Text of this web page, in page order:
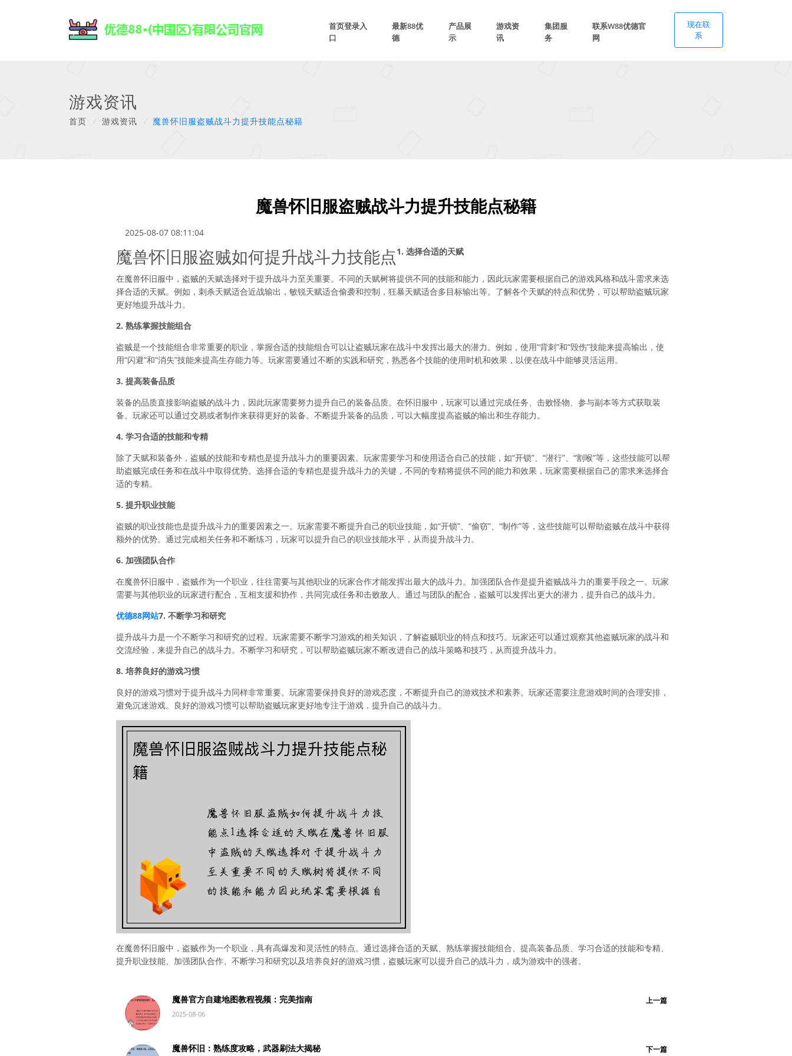
首页登录入
口
最新88优
德
产品展
示
游戏资
讯
集团服
务
联系W88优德官
网
现在联
系
游戏资讯
首页 游戏资讯 魔兽怀旧服盗贼战斗力提升技能点秘籍
魔兽怀旧服盗贼战斗力提升技能点秘籍
2025-08-07 08:11:04
魔兽怀旧服盗贼如何提升战斗力技能点1. 选择合适的天赋
在魔兽怀旧服中，盗贼的天赋选择对于提升战斗力至关重要。不同的天赋树将提供不同的技能和能力，因此玩家需要根据自己的游戏风格和战斗需求来选
择合适的天赋。例如，刺杀天赋适合近战输出，敏锐天赋适合偷袭和控制，狂暴天赋适合多目标输出等。了解各个天赋的特点和优势，可以帮助盗贼玩家
更好地提升战斗力。
2. 熟练掌握技能组合
盗贼是一个技能组合非常重要的职业，掌握合适的技能组合可以让盗贼玩家在战斗中发挥出最大的潜力。例如，使用“背刺”和“毁伤”技能来提高输出，使
用“闪避”和“消失”技能来提高生存能力等。玩家需要通过不断的实践和研究，熟悉各个技能的使用时机和效果，以便在战斗中能够灵活运用。
3. 提高装备品质
装备的品质直接影响盗贼的战斗力，因此玩家需要努力提升自己的装备品质。在怀旧服中，玩家可以通过完成任务、击败怪物、参与副本等方式获取装
备。玩家还可以通过交易或者制作来获得更好的装备。不断提升装备的品质，可以大幅度提高盗贼的输出和生存能力。
4. 学习合适的技能和专精
除了天赋和装备外，盗贼的技能和专精也是提升战斗力的重要因素。玩家需要学习和使用适合自己的技能，如“开锁”、“潜行”、“割喉”等，这些技能可以帮
助盗贼完成任务和在战斗中取得优势。选择合适的专精也是提升战斗力的关键，不同的专精将提供不同的能力和效果，玩家需要根据自己的需求来选择合
适的专精。
5. 提升职业技能
盗贼的职业技能也是提升战斗力的重要因素之一。玩家需要不断提升自己的职业技能，如“开锁”、“偷窃”、“制作”等，这些技能可以帮助盗贼在战斗中获得
额外的优势。通过完成相关任务和不断练习，玩家可以提升自己的职业技能水平，从而提升战斗力。
6. 加强团队合作
在魔兽怀旧服中，盗贼作为一个职业，往往需要与其他职业的玩家合作才能发挥出最大的战斗力。加强团队合作是提升盗贼战斗力的重要手段之一。玩家
需要与其他职业的玩家进行配合，互相支援和协作，共同完成任务和击败敌人。通过与团队的配合，盗贼可以发挥出更大的潜力，提升自己的战斗力。
优德88网站7. 不断学习和研究
提升战斗力是一个不断学习和研究的过程。玩家需要不断学习游戏的相关知识，了解盗贼职业的特点和技巧。玩家还可以通过观察其他盗贼玩家的战斗和
交流经验，来提升自己的战斗力。不断学习和研究，可以帮助盗贼玩家不断改进自己的战斗策略和技巧，从而提升战斗力。
8. 培养良好的游戏习惯
良好的游戏习惯对于提升战斗力同样非常重要。玩家需要保持良好的游戏态度，不断提升自己的游戏技术和素养。玩家还需要注意游戏时间的合理安排，
避免沉迷游戏。良好的游戏习惯可以帮助盗贼玩家更好地专注于游戏，提升自己的战斗力。
在魔兽怀旧服中，盗贼作为一个职业，具有高爆发和灵活性的特点。通过选择合适的天赋、熟练掌握技能组合、提高装备品质、学习合适的技能和专精、
提升职业技能、加强团队合作、不断学习和研究以及培养良好的游戏习惯，盗贼玩家可以提升自己的战斗力，成为游戏中的强者。
魔兽官方自建地图教程视频：完美指南
2025-08-06
上一篇
魔兽怀旧：熟练度攻略，武器刷法大揭秘 下一篇